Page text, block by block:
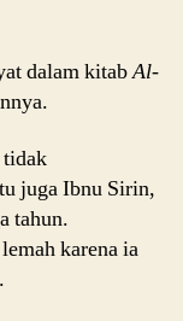
dalam kitabAl-
tidak
juga Ibnu Sirin,
tahun.
karena ia